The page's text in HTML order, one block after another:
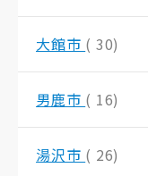
大館市 ( 30)
男鹿市 ( 16)
湯沢市 ( 26)